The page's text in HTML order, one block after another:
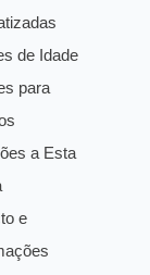
de Idade
para
a Esta
e